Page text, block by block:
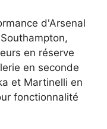
d'Arsenal
en réserve
en seconde
et Martinelli en
fonctionnalité